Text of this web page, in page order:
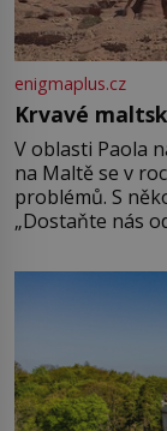
enigmaplus.cz
Krvavé
V oblasti Paola
na Maltě se v
problémů. S
„Dostaňte nás